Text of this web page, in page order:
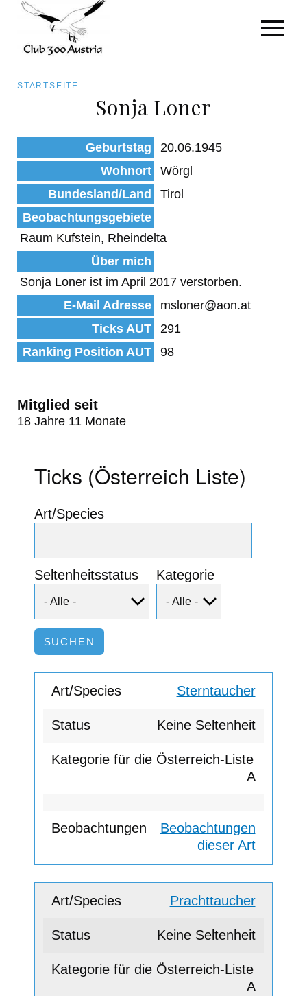
zum
Inhalt
Pfadnavigation
STARTSEITE
Sonja Loner
Geburtstag
20.06.1945
Wohnort
Wörgl
Bundesland/Land
Tirol
Beobachtungsgebiete
Raum Kufstein, Rheindelta
Über mich
Sonja Loner ist im April 2017 verstorben.
E-Mail Adresse
msloner@aon.at
Ticks AUT
291
Ranking Position AUT
98
Mitglied seit
18 Jahre 11 Monate
Ticks (Österreich Liste)
Art/Species
Seltenheitsstatus Kategorie
Art/Species
Status
Kategorie für die Österreich-Liste
Beobachtungen
Sterntaucher
Keine Seltenheit
A
Beobachtungen
dieser Art
Prachttaucher
Keine Seltenheit
A